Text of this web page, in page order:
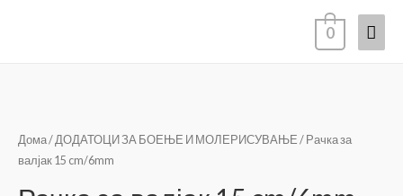
0
Дома/ ДОДАТОЦИ ЗА БОЕЊЕ И МОЛЕРИСУВАЊЕ / Рачка за
валјак 15 cm/6mm